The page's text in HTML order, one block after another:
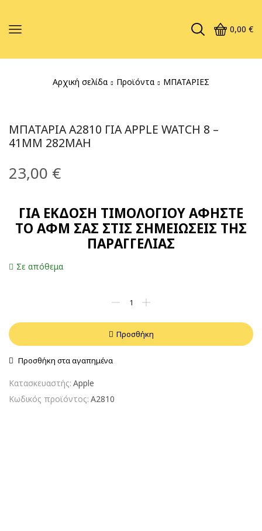
0,00 €
Αρχική σελίδα Προϊόντα ΜΠΑΤΑΡΙΕΣ
ΜΠΑΤΑΡΊΑ A2810 ΓΙΑ APPLE WATCH 8 –
41MM 282MAH
23,00 €
ΓΙΑ ΕΚΔΟΣΗ ΤΙΜΟΛΟΓΙΟΥ ΑΦΗΣΤΕ
ΤΟ ΑΦΜ ΣΑΣ ΣΤΙΣ ΣΗΜΕΙΩΣΕΙΣ ΤΗΣ
ΠΑΡΑΓΓΕΛΙΑΣ
Σε απόθεμα
Προσθήκη
Προσθήκη στα αγαπημένα
Κατασκευαστής: Apple
Κωδικός προϊόντος: A2810